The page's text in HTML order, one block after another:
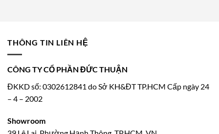
THÔNG TIN LIÊN HỆ
CÔNG TY CỔ PHẦN ĐỨC THUẬN
ĐKKD số: 0302612841 do Sở KH&ĐT TP.HCM Cấp ngày 24
– 4 – 2002
Showroom